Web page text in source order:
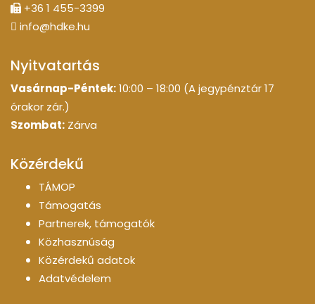
+36 1 455-3399
info@hdke.hu
Nyitvatartás
Vasárnap-Péntek:10:00 – 18:00 (A jegypénztár 17
órakor zár.)
Szombat: Zárva
Közérdekű
TÁMOP
Támogatás
Partnerek, támogatók
Közhasznúság
Közérdekű adatok
Adatvédelem